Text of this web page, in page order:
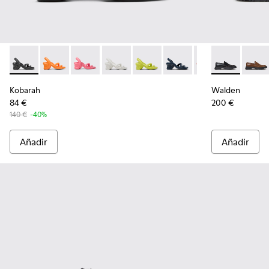
Kobarah - K100839-006 - Sandalias negras para hombre.
Kobarah - K100839-034
Kobarah - K100839-032
Kobarah - K100839-028
Kobarah - K100839-027
Kobarah - K100839-026
Kobarah -Kobarah -
Kobarah
84 €
140 € -40%
Añadir
Walden -
Walden
200 €
Añadir